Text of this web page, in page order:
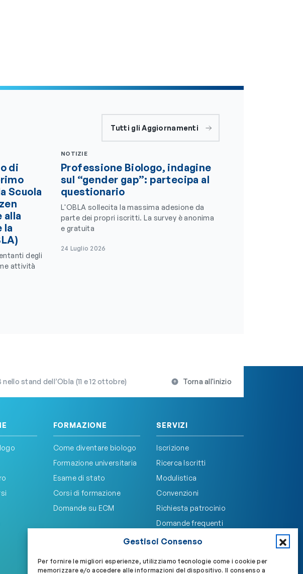
Gestisci Consenso
Per fornire le migliori esperienze, utilizziamo tecnologie come i cookie per
memorizzare e/o accedere alle informazioni del dispositivo. Il consenso a
Tutti gli Aggiornamenti
di
Scuola
alla
la
degli
attività
NOTIZIE
Professione Biologo, indagine
sul “gender gap”: partecipa al
questionario
L'OBLA sollecita la massima adesione da
parte dei propri iscritti. La survey è anonima
e gratuita
24 Luglio 2026
stand dell’Obla (11 e 12 ottobre) Torna all'inizio
FORMAZIONE
Come diventare biologo
Formazione universitaria
Esame di stato
Corsi di formazione
Domande su ECM
SERVIZI
Iscrizione
Ricerca Iscritti
Modulistica
Convenzioni
Richiesta patrocinio
Domande frequenti